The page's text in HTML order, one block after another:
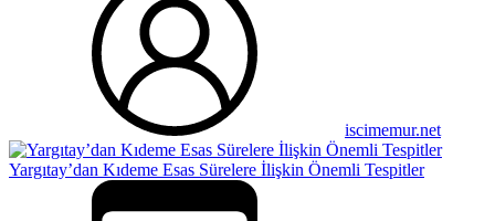
iscimemur.net
Yargıtay’dan Kıdeme Esas Sürelere İlişkin Önemli Tespitler